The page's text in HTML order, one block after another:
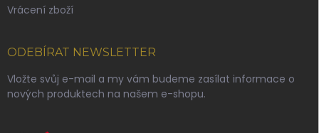
Vrácení zboží
ODEBÍRAT NEWSLETTER
Vložte svůj e-mail a my vám budeme zasílat informace o
nových produktech na našem e-shopu.